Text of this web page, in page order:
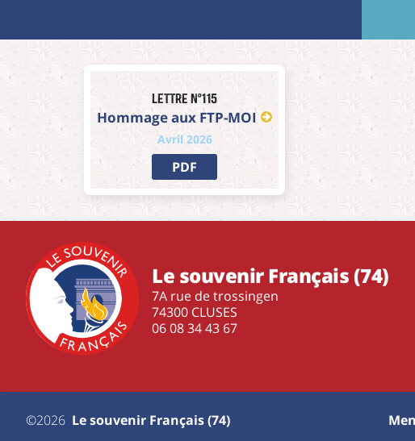
Lettre n°115
Hommage aux FTP-MOI
Avril 2026
PDF
Le souvenir Français (74)
7A rue de trossingen
74300 CLUSES
‭06 08 34 43 67‬
©2026 Le souvenir Français (74)